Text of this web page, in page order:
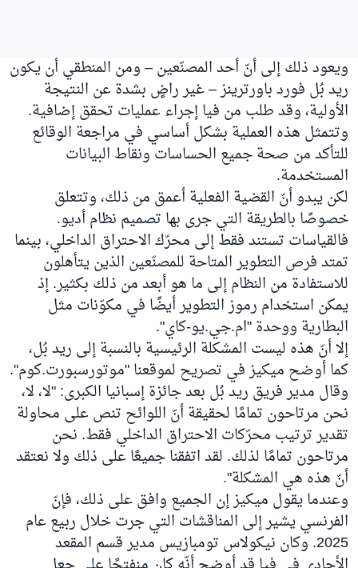
ويعود ذلك إلى أنّ أحد المصنّعين – ومن المنطقي أن يكون
ريد بُل فورد باورترينز – غير راضٍ بشدة عن النتيجة
الأولية، وقد طلب من فيا إجراء عمليات تحقق إضافية.
وتتمثل هذه العملية بشكل أساسي في مراجعة الوقائع
للتأكد من صحة جميع الحساسات ونقاط البيانات
المستخدمة.
لكن يبدو أنّ القضية الفعلية أعمق من ذلك، وتتعلق
خصوصًا بالطريقة التي جرى بها تصميم نظام أديو.
فالقياسات تستند فقط إلى محرّك الاحتراق الداخلي، بينما
تمتد فرص التطوير المتاحة للمصنّعين الذين يتأهلون
للاستفادة من النظام إلى ما هو أبعد من ذلك بكثير. إذ
يمكن استخدام رموز التطوير أيضًا في مكوّنات مثل
البطارية ووحدة "ام.جي.يو-كاي".
إلا أنّ هذه ليست المشكلة الرئيسية بالنسبة إلى ريد بُل،
كما أوضح ميكيز في تصريح لموقعنا "موتورسبورت.كوم".
وقال مدير فريق ريد بُل بعد جائزة إسبانيا الكبرى: "لا، لا،
نحن مرتاحون تمامًا لحقيقة أنّ اللوائح تنص على محاولة
تقدير ترتيب محرّكات الاحتراق الداخلي فقط. نحن
مرتاحون تمامًا لذلك. لقد اتفقنا جميعًا على ذلك ولا نعتقد
أنّ هذه هي المشكلة".
وعندما يقول ميكيز إن الجميع وافق على ذلك، فإنّ
الفرنسي يشير إلى المناقشات التي جرت خلال ربيع عام
2025. وكان نيكولاس تومبازيس مدير قسم المقعد